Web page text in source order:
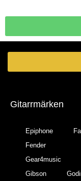
Gitarrmärken
Epiphone
Fender
Gear4music
Gibson